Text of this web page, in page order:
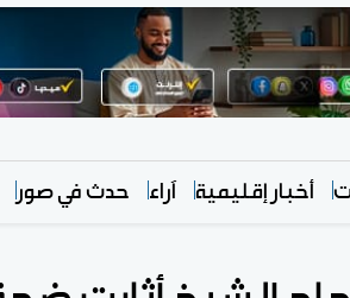
أخبار إقليمية آراء حدث في صور